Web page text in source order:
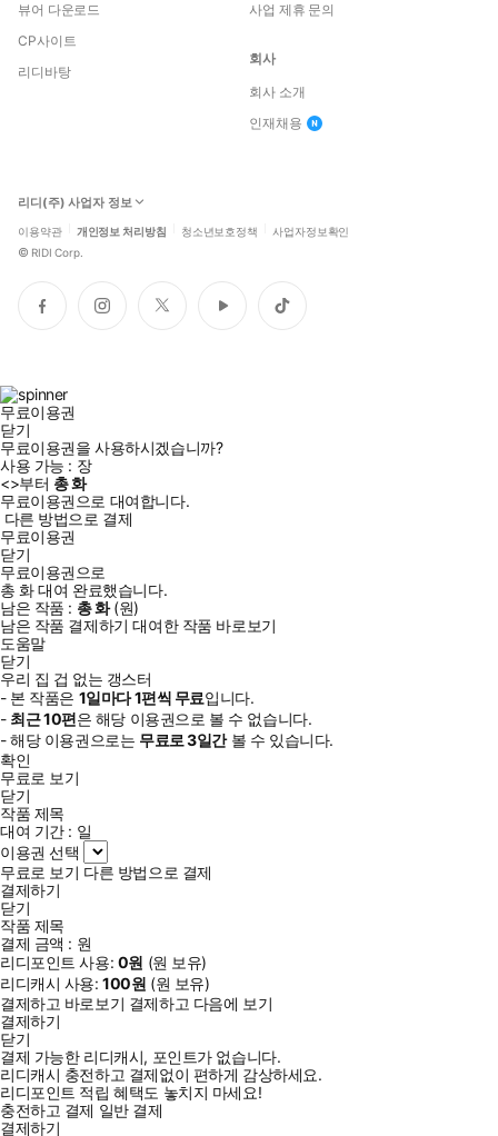
뷰어 다운로드
CP사이트
리디바탕
사업 제휴 문의
회사
회사 소개
인재채용
리디(주) 사업자 정보
이용약관 개인정보 처리방침 청소년보호정책 사업자정보확인
© RIDI Corp.
페
이
인
스
트
위
유
튜
틱
톡
무료이용권
닫기
무료이용권을 사용하시겠습니까?
사용 가능 : 장
<>부터 총화
무료이용권으로 대여합니다.
다른 방법으로 결제
무료이용권
닫기
무료이용권으로
총 화대여 완료했습니다.
남은 작품 : 총화(원)
남은 작품 결제하기 대여한 작품 바로보기
도움말
닫기
우리 집 겁 없는 갱스터
- 본 작품은 1일마다1편씩 무료입니다.
- 최근10편은 해당 이용권으로 볼 수 없습니다.
- 해당 이용권으로는 무료로3일간볼 수 있습니다.
확인
무료로 보기
닫기
작품 제목
대여 기간 : 일
이용권 선택
무료로 보기 다른 방법으로 결제
결제하기
닫기
작품 제목
결제 금액 : 원
리디포인트 사용: 0원 (원 보유)
리디캐시 사용:100원 (원 보유)
결제하고 바로보기 결제하고 다음에 보기
결제하기
닫기
결제 가능한 리디캐시, 포인트가 없습니다.
리디캐시 충전하고 결제없이 편하게 감상하세요.
리디포인트 적립 혜택도 놓치지 마세요!
충전하고 결제 일반 결제
결제하기